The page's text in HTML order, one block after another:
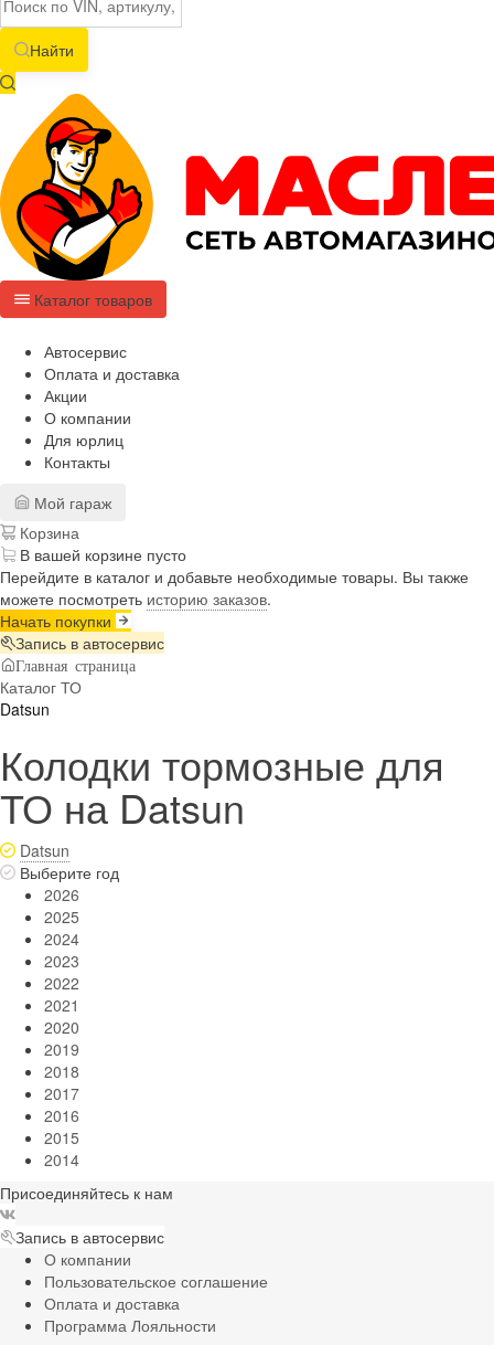
Найти
Каталог товаров
Автосервис
Оплата и доставка
Акции
О компании
Для юрлиц
Контакты
Мой гараж
Корзина
В вашей корзине пусто
Перейдите в каталог и добавьте необходимые товары. Вы также
можете посмотреть историю заказов.
Начать покупки
Запись в автосервис
Главная страница
Каталог ТО
Datsun
Колодки тормозные для
ТО на Datsun
Datsun
Выберите год
2026
2025
2024
2023
2022
2021
2020
2019
2018
2017
2016
2015
2014
Присоединяйтесь к нам
Запись в автосервис
О компании
Пользовательское соглашение
Оплата и доставка
Программа Лояльности